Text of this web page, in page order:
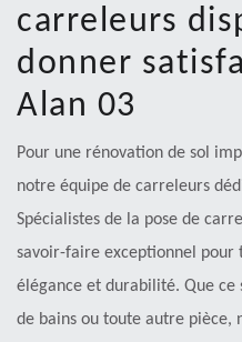
carreleurs
donner
Alan 03
Pour une rénovation de sol
notre équipe de carreleurs
Spécialistes de la pose de
savoir-faire exceptionnel pour
élégance et durabilité. Que ce
de bains ou toute autre pièce,